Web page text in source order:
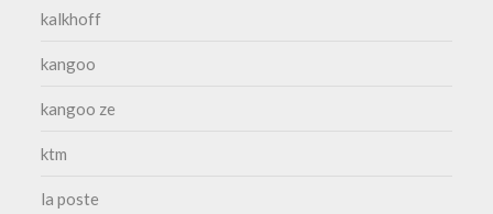
kalkhoff
kangoo
kangoo ze
ktm
la poste